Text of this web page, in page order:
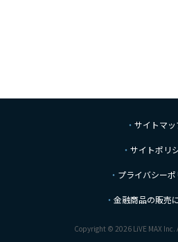
サイトマッ
サイトポリ
プライバシーポ
金融商品の販売
Copyright © 2026 LiVE MAX Inc.